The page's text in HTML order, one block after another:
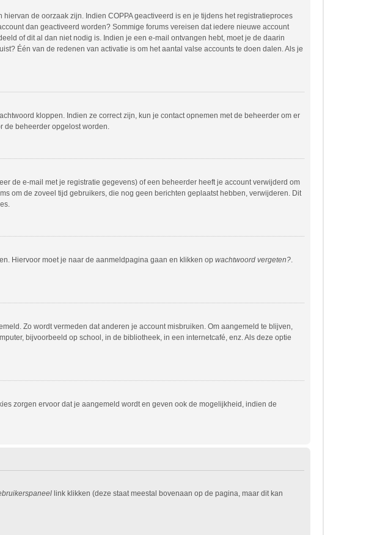
de oorzaak zijn. Indien COPPA geactiveerd is en je tijdens het registratieproces
dan geactiveerd worden? Sommige forums vereisen dat iedere nieuwe account
of dit al dan niet nodig is. Indien je een e-mail ontvangen hebt, moet je de daarin
Één van de redenen van activatie is om het aantal valse accounts te doen dalen. Als je
kloppen. Indien ze correct zijn, kun je contact opnemen met de beheerder om er
de beheerder opgelost worden.
de e-mail met je registratie gegevens) of een beheerder heeft je account verwijderd om
om de zoveel tijd gebruikers, die nog geen berichten geplaatst hebben, verwijderen. Dit
Hiervoor moet je naar de aanmeldpagina gaan en klikken op wachtwoord vergeten?.
Zo wordt vermeden dat anderen je account misbruiken. Om aangemeld te blijven,
bijvoorbeeld op school, in de bibliotheek, in een internetcafé, enz. Als deze optie
zorgen ervoor dat je aangemeld wordt en geven ook de mogelijkheid, indien de
link klikken (deze staat meestal bovenaan op de pagina, maar dit kan